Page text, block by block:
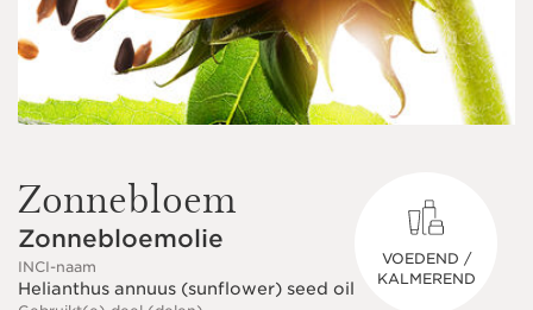
Zonnebloem
Zonnebloemolie
INCI-naam
Helianthus annuus (sunflower) seed oil
VOEDEND /
KALMEREND